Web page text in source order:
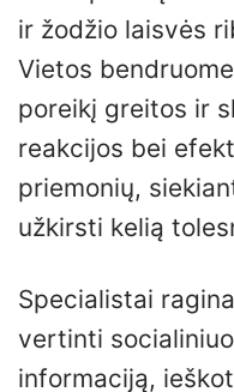
ir žodžio laisvės
Vietos
poreikį greitos ir
reakcijos bei
priemonių,
užkirsti kelią
Specialistai
vertinti
informaciją,